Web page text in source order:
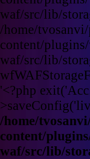
waf/src/lib/
/home/
content/
waf/src/lib/
'<?php
/home/
content/
waf/src/lib/